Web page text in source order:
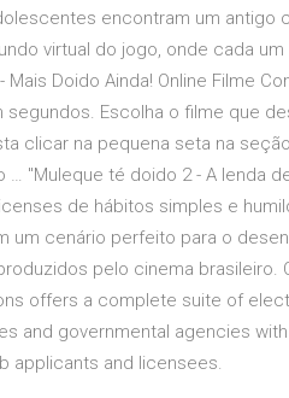
encontram um antigo
virtual do jogo, onde cada
Mais Doido Ainda! Online Filme
segundos. Escolha o filme que
clicar na pequena seta na
… "Muleque té doido 2 - A lenda
de hábitos simples e
um cenário perfeito para o
pelo cinema brasileiro.
offers a complete suite of
and governmental agencies
applicants and licensees.